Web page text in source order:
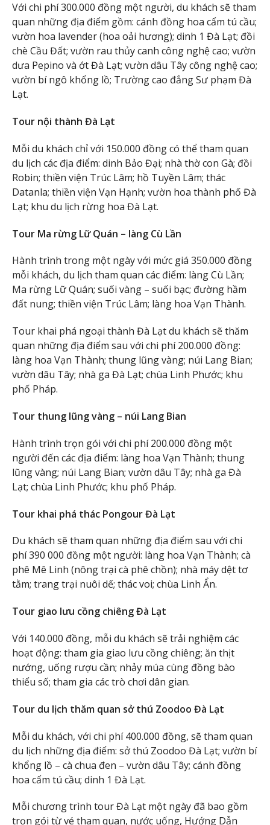
Với chi phí 300.000 đồng một người, du khách sẽ tham
quan những địa điểm gồm: cánh đồng hoa cẩm tú cầu;
vườn hoa lavender (hoa oải hương); dinh 1 Đà Lạt; đồi
chè Cầu Đất; vườn rau thủy canh công nghệ cao; vườn
dưa Pepino và ớt Đà Lạt; vườn dâu Tây công nghệ cao;
vườn bí ngô khổng lồ; Trường cao đẳng Sư phạm Đà
Lạt.
Tour nội thành Đà Lạt
Mỗi du khách chỉ với 150.000 đồng có thể tham quan
du lịch các địa điểm: dinh Bảo Đại; nhà thờ con Gà; đồi
Robin; thiền viện Trúc Lâm; hồ Tuyền Lâm; thác
Datanla; thiền viện Vạn Hạnh; vườn hoa thành phố Đà
Lạt; khu du lịch rừng hoa Đà Lạt.
Tour Ma rừng Lữ Quán – làng Cù Lần
Hành trình trong một ngày với mức giá 350.000 đồng
mỗi khách, du lịch tham quan các điểm: làng Cù Lần;
Ma rừng Lữ Quán; suối vàng – suối bạc; đường hầm
đất nung; thiền viện Trúc Lâm; làng hoa Vạn Thành.
Tour khai phá ngoại thành Đà Lạt du khách sẽ thăm
quan những địa điểm sau với chi phí 200.000 đồng:
làng hoa Vạn Thành; thung lũng vàng; núi Lang Bian;
vườn dâu Tây; nhà ga Đà Lạt; chùa Linh Phước; khu
phố Pháp.
Tour thung lũng vàng – núi Lang Bian
Hành trình trọn gói với chi phí 200.000 đồng một
người đến các địa điểm: làng hoa Vạn Thành; thung
lũng vàng; núi Lang Bian; vườn dâu Tây; nhà ga Đà
Lạt; chùa Linh Phước; khu phố Pháp.
Tour khai phá thác Pongour Đà Lạt
Du khách sẽ tham quan những địa điểm sau với chi
phí 390 000 đồng một người: làng hoa Vạn Thành; cà
phê Mê Linh (nông trại cà phê chồn); nhà máy dệt tơ
tằm; trang trại nuôi dế; thác voi; chùa Linh Ẩn.
Tour giao lưu cồng chiêng Đà Lạt
Với 140.000 đồng, mỗi du khách sẽ trải nghiệm các
hoạt động: tham gia giao lưu cồng chiêng; ăn thịt
nướng, uống rượu cần; nhảy múa cùng đồng bào
thiểu số; tham gia các trò chơi dân gian.
Tour du lịch thăm quan sở thú Zoodoo Đà Lạt
Mỗi du khách, với chi phí 400.000 đồng, sẽ tham quan
du lịch những địa điểm: sở thú Zoodoo Đà Lạt; vườn bí
khổng lồ – cà chua đen – vườn dâu Tây; cánh đồng
hoa cẩm tú cầu; dinh 1 Đà Lạt.
Mỗi chương trình tour Đà Lạt một ngày đã bao gồm
trọn gói từ vé tham quan, nước uống, Hướng Dẫn